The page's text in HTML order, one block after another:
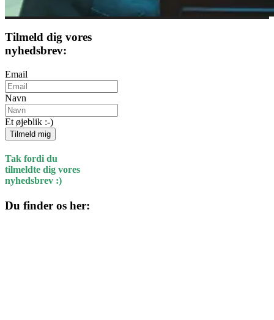
Tilmeld dig vores
nyhedsbrev:
Email
Navn
Et øjeblik :-)
Tilmeld mig
Tak fordi du
tilmeldte dig vores
nyhedsbrev :)
Du finder os her: